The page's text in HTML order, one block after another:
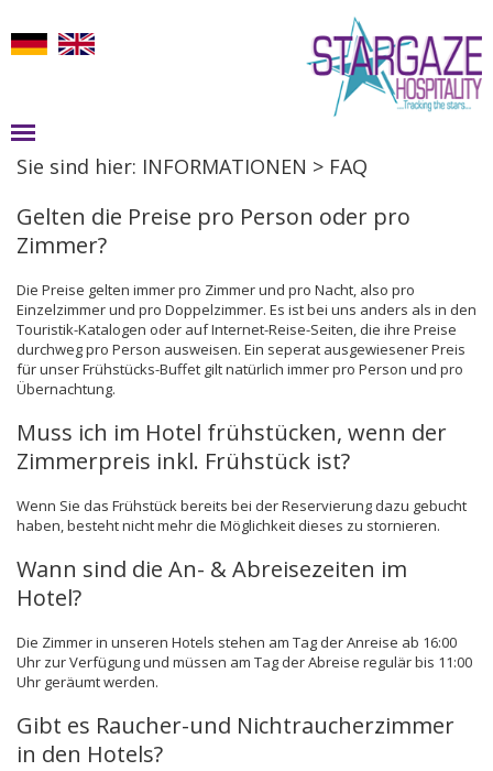
Sie sind hier: INFORMATIONEN > FAQ
Gelten die Preise pro Person oder pro
Zimmer?
Die Preise gelten immer pro Zimmer und pro Nacht, also pro
Einzelzimmer und pro Doppelzimmer. Es ist bei uns anders als in den
Touristik-Katalogen oder auf Internet-Reise-Seiten, die ihre Preise
durchweg pro Person ausweisen. Ein seperat ausgewiesener Preis
für unser Frühstücks-Buffet gilt natürlich immer pro Person und pro
Übernachtung.
Muss ich im Hotel frühstücken, wenn der
Zimmerpreis inkl. Frühstück ist?
Wenn Sie das Frühstück bereits bei der Reservierung dazu gebucht
haben, besteht nicht mehr die Möglichkeit dieses zu stornieren.
Wann sind die An- & Abreisezeiten im
Hotel?
Die Zimmer in unseren Hotels stehen am Tag der Anreise ab 16:00
Uhr zur Verfügung und müssen am Tag der Abreise regulär bis 11:00
Uhr geräumt werden.
Gibt es Raucher-und Nichtraucherzimmer
in den Hotels?